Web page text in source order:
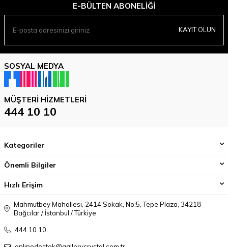
E-BÜLTEN ABONELIĞI
KAYIT OLUN
SOSYAL MEDYA
MÜŞTERI HIZMETLERI
444 10 10
Kategoriler
Önemli Bilgiler
Hızlı Erişim
Mahmutbey Mahallesi, 2414 Sokak, No:5, Tepe Plaza, 34218
Bağcılar / İstanbul / Türkiye
444 10 10